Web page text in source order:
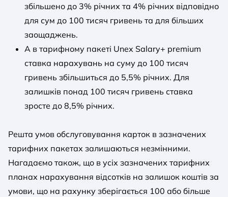
збільшено до 3% річних та 4% річних відповідно
для сум до 100 тисяч гривень та для більших
заощаджень.
А в тарифному пакеті Unex Salary+ premium
ставка нарахувань на суму до 100 тисяч
гривень збільшиться до 5,5% річних. Для
залишків понад 100 тисяч гривень ставка
зросте до 8,5% річних.
Решта умов обслуговування карток в зазначених
тарифних пакетах залишаються незмінними.
Нагадаємо також, що в усіх зазначених тарифних
планах нарахування відсотків на залишок коштів за
умови, що на рахунку зберігається 100 або більше